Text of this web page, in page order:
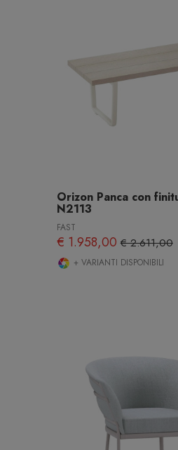
Orizon Panca con
N2113
FAST
€ 1.958,00€ 2.611,00
+ VARIANTI DISPONIBILI